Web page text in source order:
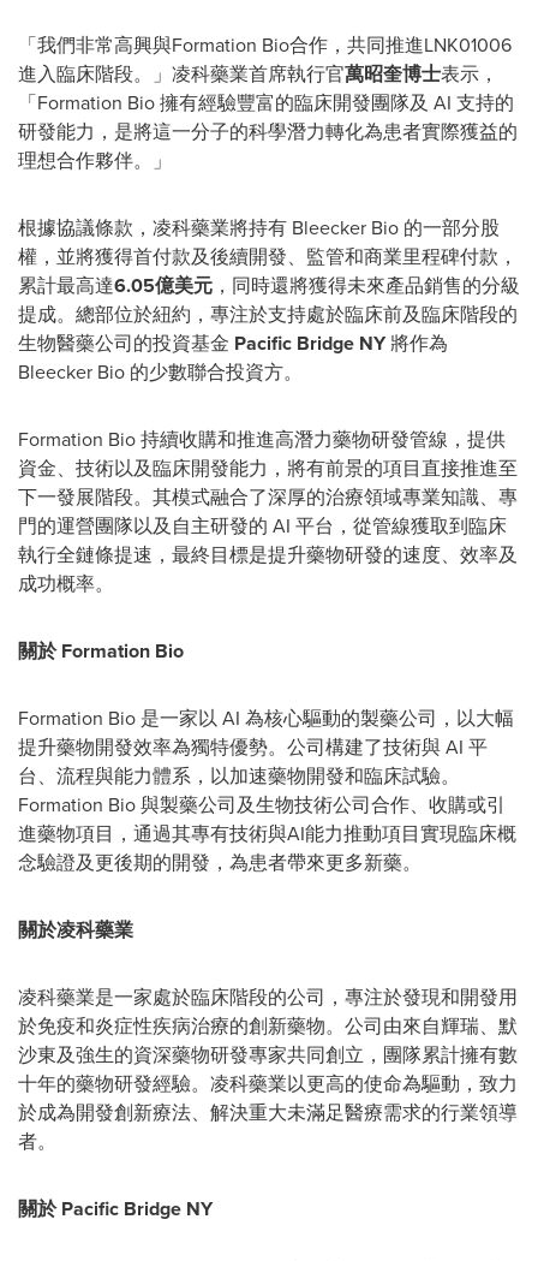
「我們非常高興與Formation Bio合作，共同推進LNK01006
進入臨床階段。」凌科藥業首席執行官萬昭奎博士表示 ，
「Formation Bio 擁有經驗豐富的臨床開發團隊及 AI 支持的
研發能力，是將這一分子的科學潛力轉化為患者實際獲益的
理想合作夥伴。」
根據協議條款，凌科藥業將持有 Bleecker Bio 的一部分股
權，並將獲得首付款及後續開發、監管和商業里程碑付款，
累計最高達6.05億美元 ，同時還將獲得未來產品銷售的分級
提成。總部位於紐約，專注於支持處於臨床前及臨床階段的
生物醫藥公司的投資基金 Pacific Bridge NY將作為
Bleecker Bio 的少數聯合投資方。
Formation Bio 持續收購和推進高潛力藥物研發管線，提供
資金、技術以及臨床開發能力，將有前景的項目直接推進至
下一發展階段。其模式融合了深厚的治療領域專業知識、專
門的運營團隊以及自主研發的 AI 平台，從管線獲取到臨床
執行全鏈條提速，最終目標是提升藥物研發的速度、效率及
成功概率。
關於 Formation Bio
Formation Bio 是一家以 AI 為核心驅動的製藥公司，以大幅
提升藥物開發效率為獨特優勢。公司構建了技術與 AI 平
台、流程與能力體系，以加速藥物開發和臨床試驗。
Formation Bio 與製藥公司及生物技術公司合作、收購或引
進藥物項目，通過其專有技術與AI能力推動項目實現臨床概
念驗證及更後期的開發，為患者帶來更多新藥。
關於凌科藥業
凌科藥業是一家處於臨床階段的公司，專注於發現和開發用
於免疫和炎症性疾病治療的創新藥物。公司由來自輝瑞、默
沙東及強生的資深藥物研發專家共同創立，團隊累計擁有數
十年的藥物研發經驗。凌科藥業以更高的使命為驅動，致力
於成為開發創新療法、解決重大未滿足醫療需求的行業領導
者。
關於 Pacific Bridge NY